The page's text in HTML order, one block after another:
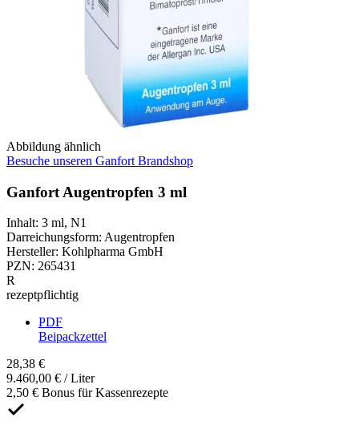
Abbildung ähnlich
Besuche unseren Ganfort Brandshop
Ganfort Augentropfen 3 ml
Inhalt: 3 ml, N1
Darreichungsform: Augentropfen
Hersteller: Kohlpharma GmbH
PZN: 265431
R
rezeptpflichtig
PDF
Beipackzettel
28,38 €
9.460,00 € / Liter
2,50 € Bonus für Kassenrezepte